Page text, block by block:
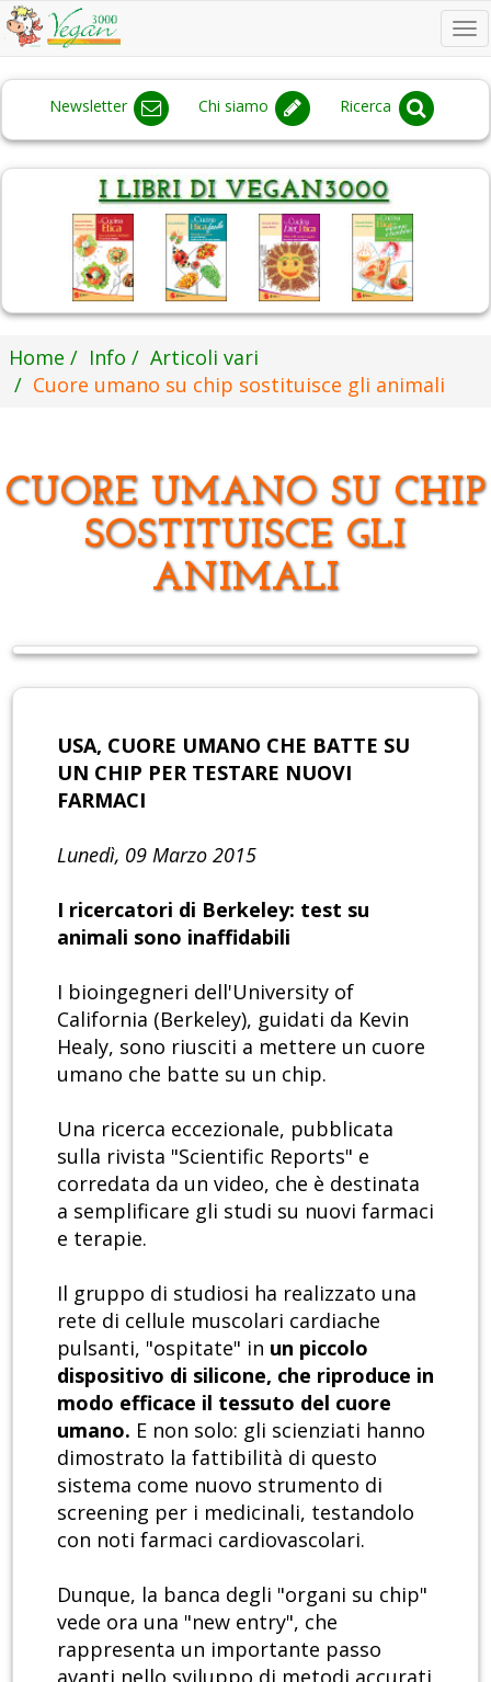
Newsletter Chi siamo Ricerca
Home Info
Articoli vari
Cuore umano su chip sostituisce gli animali
CUORE UMANO SU CHIP
SOSTITUISCE GLI
ANIMALI
USA, CUORE UMANO CHE BATTE SU
UN CHIP PER TESTARE NUOVI
FARMACI
Lunedì, 09 Marzo 2015
I ricercatori di Berkeley: test su
animali sono inaffidabili
I bioingegneri dell'University of
California (Berkeley), guidati da Kevin
Healy, sono riusciti a mettere un cuore
umano che batte su un chip.
Una ricerca eccezionale, pubblicata
sulla rivista "Scientific Reports" e
corredata da un video, che è destinata
a semplificare gli studi su nuovi farmaci
e terapie.
Il gruppo di studiosi ha realizzato una
rete di cellule muscolari cardiache
pulsanti, "ospitate" in un piccolo
dispositivo di silicone, che riproduce in
modo efficace il tessuto del cuore
umano. E non solo: gli scienziati hanno
dimostrato la fattibilità di questo
sistema come nuovo strumento di
screening per i medicinali, testandolo
con noti farmaci cardiovascolari.
Dunque, la banca degli "organi su chip"
vede ora una "new entry", che
rappresenta un importante passo